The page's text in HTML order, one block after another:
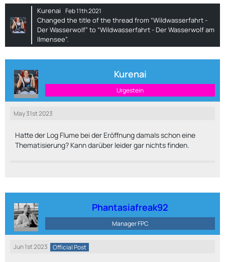
Kurenai Feb 11th 2021
Changed the title of the thread from “Wildwasserfahrt -
Der Wasserwolf” to “Wildwasserfahrt - Der Wasserwolf am
Ilmensee”.
Kurenai
Urgestein
May 31st 2023
Hatte der Log Flume bei der Eröffnung damals schon eine
Thematisierung? Kann darüber leider gar nichts finden.
Phantasiafreak92
Manager FPC
Jun 1st 2023 Official Post